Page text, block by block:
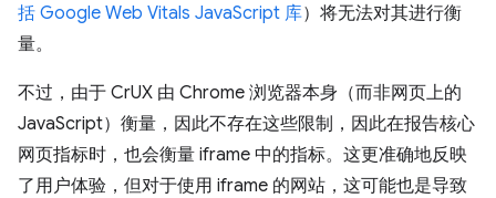
括 Google Web Vitals JavaScript 库）将无法对其进行衡
量。
不过，由于 CrUX 由 Chrome 浏览器本身（而非网页上的
JavaScript）衡量，因此不存在这些限制，因此在报告核心
网页指标时，也会衡量 iframe 中的指标。这更准确地反映
了用户体验，但对于使用 iframe 的网站，这可能也是导致